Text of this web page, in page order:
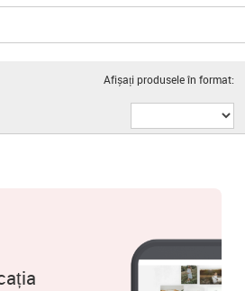
Afișați produsele în format: